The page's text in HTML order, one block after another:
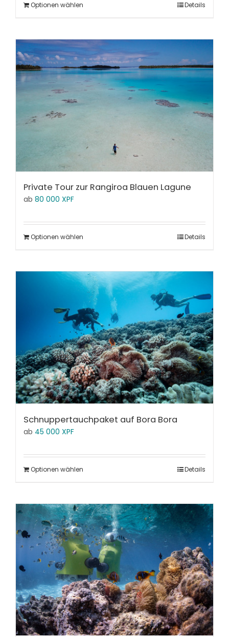
Optionen wählen Details
Private Tour zur Rangiroa Blauen Lagune
ab 80 000 XPF
Optionen wählen Details
Schnuppertauchpaket auf Bora Bora
ab 45 000 XPF
Optionen wählen Details